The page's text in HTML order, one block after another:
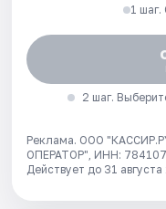
1 шаг.
2 шаг.
Реклама. ООО
ОПЕРАТОР", ИНН:
Действует до 31